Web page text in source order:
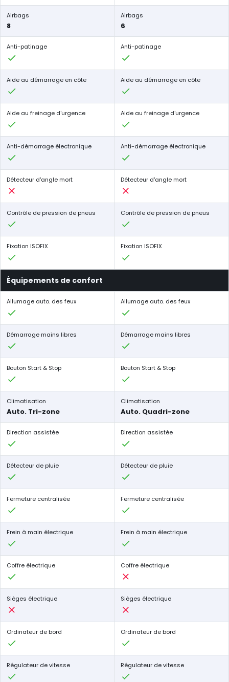
Airbags
8
Airbags
6
Anti-patinage Anti-patinage
Aide au démarrage en côte Aide au démarrage en côte
Aide au freinage d'urgence Aide au freinage d'urgence
Anti-démarrage électronique Anti-démarrage électronique
Détecteur d'angle mort Détecteur d'angle mort
Contrôle de pression de pneus Contrôle de pression de pneus
Fixation ISOFIX Fixation ISOFIX
Équipements de confort
Allumage auto. des feux Allumage auto. des feux
Démarrage mains libres Démarrage mains libres
Bouton Start & Stop Bouton Start & Stop
Climatisation
Auto. Tri-zone
Climatisation
Auto. Quadri-zone
Direction assistée Direction assistée
Détecteur de pluie Détecteur de pluie
Fermeture centralisée Fermeture centralisée
Frein à main électrique Frein à main électrique
Coffre électrique Coffre électrique
Sièges électrique Sièges électrique
Ordinateur de bord Ordinateur de bord
Régulateur de vitesse Régulateur de vitesse